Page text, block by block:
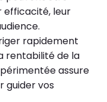
efficacité, leur
rapidement
rentabilité de la
assure
guider vos